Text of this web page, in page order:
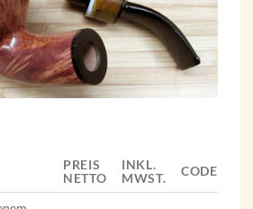
PREIS
NETTO
INKL.
MWST.
CODE